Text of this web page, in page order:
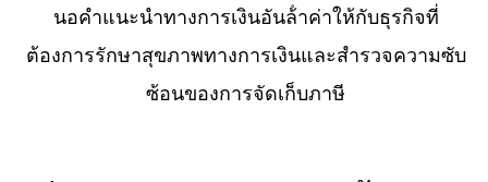
นอคําแนะนําทางการเงินอันล้ําค่าให้กับธุรกิจที่
ต้องการรักษาสุขภาพทางการเงินและสํารวจความซับ
ซ้อนของการจัดเก็บภาษี